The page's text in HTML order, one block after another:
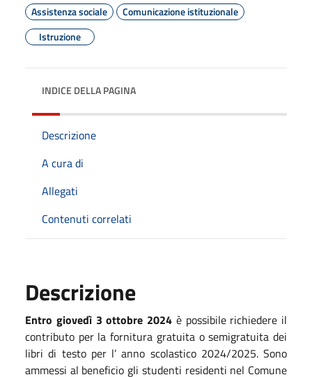
Assistenza sociale
Comunicazione istituzionale
Istruzione
INDICE DELLA PAGINA
Descrizione
A cura di
Allegati
Contenuti correlati
Descrizione
Entro giovedì 3 ottobre 2024 è possibile richiedere il
contributo per la fornitura gratuita o semigratuita dei
libri di testo per l’ anno scolastico 2024/2025. Sono
ammessi al beneficio gli studenti residenti nel Comune